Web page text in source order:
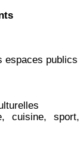
espaces publics
cuisine, sport,